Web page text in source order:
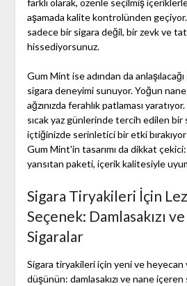
farklı olarak, özenle seçilmiş
aşamada kalite kontrolünden
sadece bir sigara değil, bir zevk ve tat
hissediyorsunuz.
Gum Mint ise adından da
sigara deneyimi sunuyor. Yoğun nane
ağzınızda ferahlık patlaması
sıcak yaz günlerinde tercih edilen
içtiğinizde serinletici bir etki
Gum Mint'in tasarımı da dikkat
yansıtan paketi, içerik kalitesiyle
Sigara Tiryakileri İçin
Seçenek: Damlasakızı
Sigaralar
Sigara tiryakileri için yeni ve
düşünün: damlasakızı ve nane